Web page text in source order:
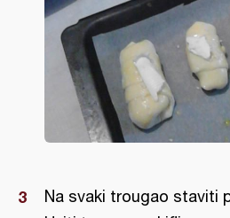
Na svaki trougao staviti